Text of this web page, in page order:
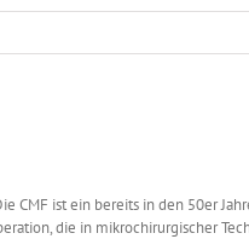
CMF ist ein bereits in den 50er
die in mikrochirurgischer